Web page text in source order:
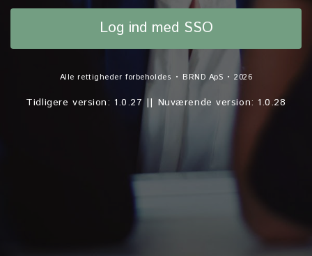
Log ind med SSO
Alle rettigheder forbeholdes • BRND ApS •2026
Tidligere version: 1.0.27 || Nuværende version: 1.0.28